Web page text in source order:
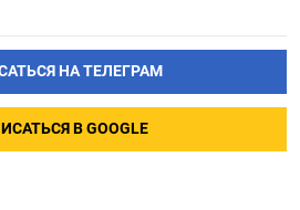
НА ТЕЛЕГРАМ
В GOOGLE